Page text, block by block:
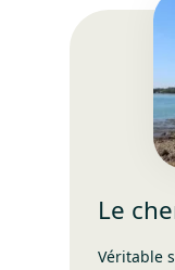
Le
Véritable